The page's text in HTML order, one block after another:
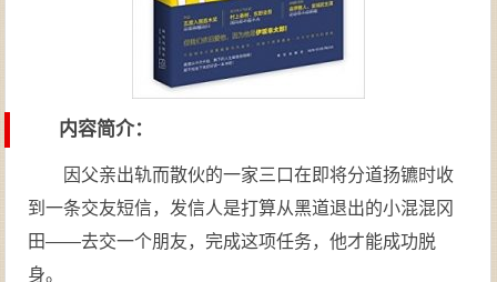
内容简介：
因父亲出轨而散伙的一家三口在即将分道扬镳时收
到一条交友短信，发信人是打算从黑道退出的小混混冈
田——去交一个朋友，完成这项任务，他才能成功脱
身。